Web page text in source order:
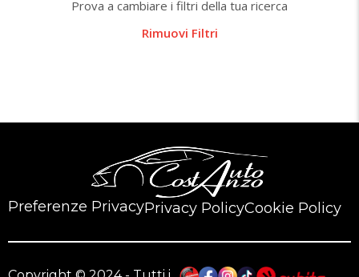
Prova a cambiare i filtri della tua ricerca
Rimuovi Filtri
Preferenze PrivacyPrivacy PolicyCookie Policy